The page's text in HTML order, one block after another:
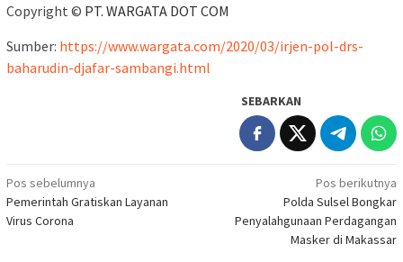
Copyright © PT. WARGATA DOT COM
Sumber: https://www.wargata.com/2020/03/irjen-pol-drs-
baharudin-djafar-sambangi.html
SEBARKAN
Navigasi
pos
Pos sebelumnya
Pemerintah Gratiskan Layanan
Virus Corona
Pos berikutnya
Polda Sulsel Bongkar
Penyalahgunaan Perdagangan
Masker di Makassar